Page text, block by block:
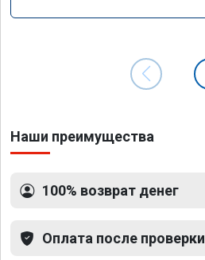
Наши преимущества
100% возврат денег
Оплата после проверки